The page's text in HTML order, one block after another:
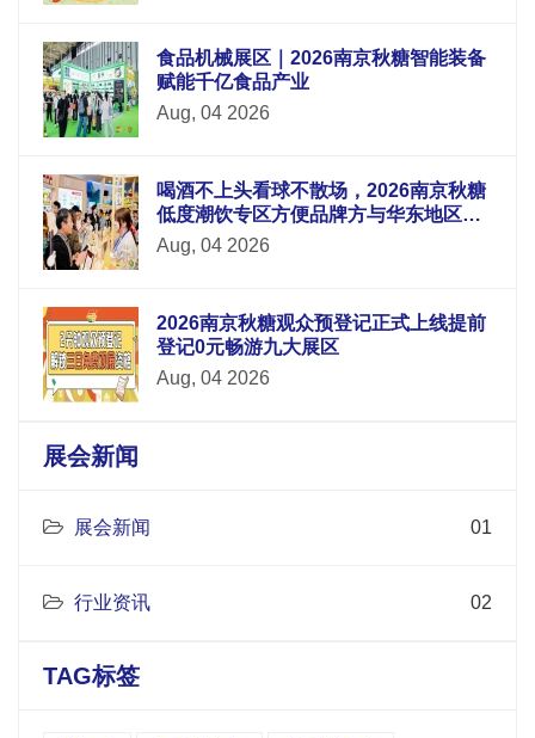
食品机械展区｜2026南京秋糖智能装备
赋能千亿食品产业
Aug, 04 2026
喝酒不上头看球不散场，2026南京秋糖
低度潮饮专区方便品牌方与华东地区酒
吧连锁便利店电商平台采购商面对面洽
Aug, 04 2026
2026南京秋糖观众预登记正式上线提前
登记0元畅游九大展区
Aug, 04 2026
展会新闻
展会新闻 01
行业资讯 02
TAG标签